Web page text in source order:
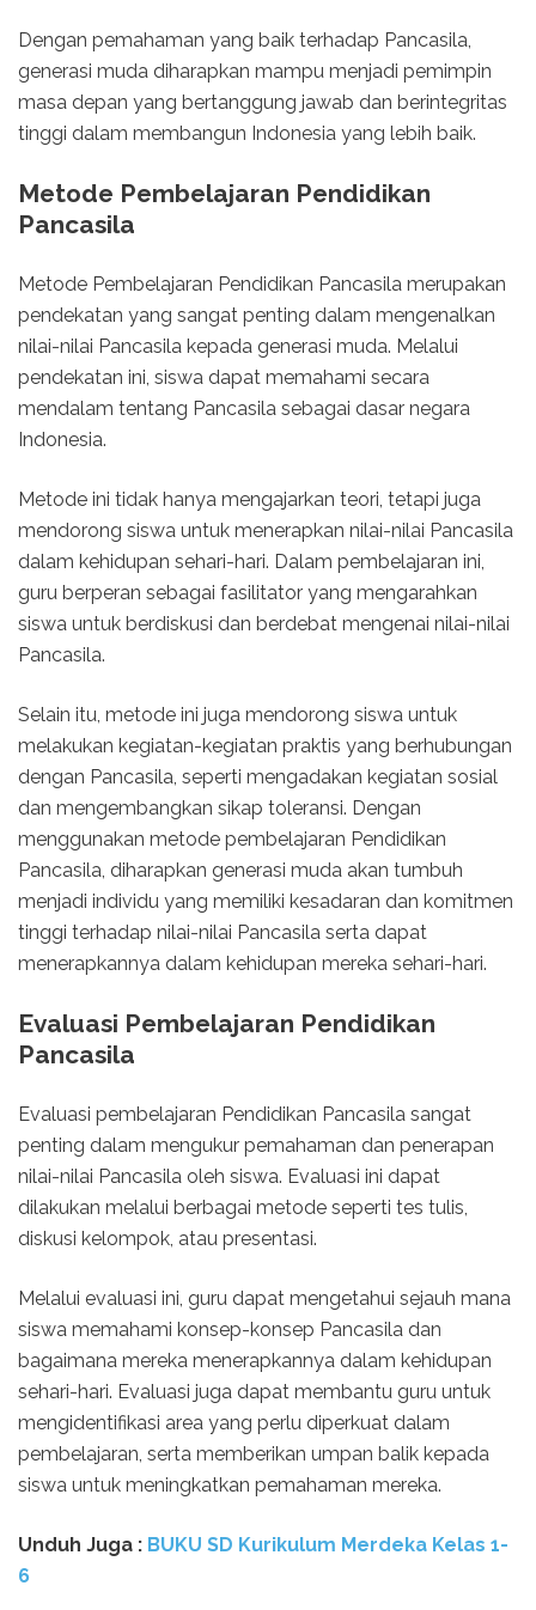
Dengan pemahaman yang baik terhadap Pancasila,
generasi muda diharapkan mampu menjadi pemimpin
masa depan yang bertanggung jawab dan berintegritas
tinggi dalam membangun Indonesia yang lebih baik.
Metode Pembelajaran Pendidikan
Pancasila
Metode Pembelajaran Pendidikan Pancasila merupakan
pendekatan yang sangat penting dalam mengenalkan
nilai-nilai Pancasila kepada generasi muda. Melalui
pendekatan ini, siswa dapat memahami secara
mendalam tentang Pancasila sebagai dasar negara
Indonesia.
Metode ini tidak hanya mengajarkan teori, tetapi juga
mendorong siswa untuk menerapkan nilai-nilai Pancasila
dalam kehidupan sehari-hari. Dalam pembelajaran ini,
guru berperan sebagai fasilitator yang mengarahkan
siswa untuk berdiskusi dan berdebat mengenai nilai-nilai
Pancasila.
Selain itu, metode ini juga mendorong siswa untuk
melakukan kegiatan-kegiatan praktis yang berhubungan
dengan Pancasila, seperti mengadakan kegiatan sosial
dan mengembangkan sikap toleransi. Dengan
menggunakan metode pembelajaran Pendidikan
Pancasila, diharapkan generasi muda akan tumbuh
menjadi individu yang memiliki kesadaran dan komitmen
tinggi terhadap nilai-nilai Pancasila serta dapat
menerapkannya dalam kehidupan mereka sehari-hari.
Evaluasi Pembelajaran Pendidikan
Pancasila
Evaluasi pembelajaran Pendidikan Pancasila sangat
penting dalam mengukur pemahaman dan penerapan
nilai-nilai Pancasila oleh siswa. Evaluasi ini dapat
dilakukan melalui berbagai metode seperti tes tulis,
diskusi kelompok, atau presentasi.
Melalui evaluasi ini, guru dapat mengetahui sejauh mana
siswa memahami konsep-konsep Pancasila dan
bagaimana mereka menerapkannya dalam kehidupan
sehari-hari. Evaluasi juga dapat membantu guru untuk
mengidentifikasi area yang perlu diperkuat dalam
pembelajaran, serta memberikan umpan balik kepada
siswa untuk meningkatkan pemahaman mereka.
Unduh Juga : BUKU SD Kurikulum Merdeka Kelas 1-
6